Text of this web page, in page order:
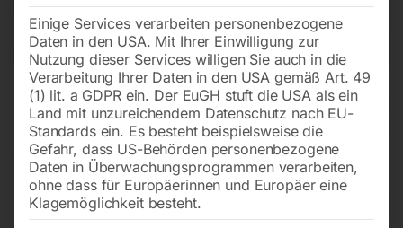
Einige Services verarbeiten personenbezogene
Daten in den USA. Mit Ihrer Einwilligung zur
Nutzung dieser Services willigen Sie auch in die
Verarbeitung Ihrer Daten in den USA gemäß Art. 49
(1) lit. a GDPR ein. Der EuGH stuft die USA als ein
Land mit unzureichendem Datenschutz nach EU-
Standards ein. Es besteht beispielsweise die
Gefahr, dass US-Behörden personenbezogene
Daten in Überwachungsprogrammen verarbeiten,
ohne dass für Europäerinnen und Europäer eine
Klagemöglichkeit besteht.